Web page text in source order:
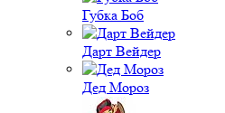
Губка Боб
Дарт Вейдер
Дед Мороз